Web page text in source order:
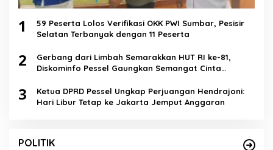
1
59 Peserta Lolos Verifikasi OKK PWI Sumbar, Pesisir
Selatan Terbanyak dengan 11 Peserta
2
Gerbang dari Limbah Semarakkan HUT RI ke-81,
Diskominfo Pessel Gaungkan Semangat Cinta
3
Ketua DPRD Pessel Ungkap Perjuangan Hendrajoni:
Hari Libur Tetap ke Jakarta Jemput Anggaran
POLITIK